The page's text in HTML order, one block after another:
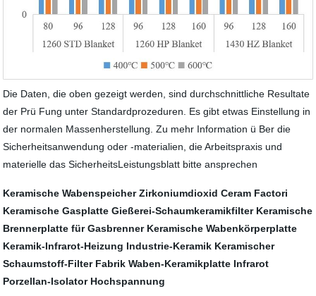
Die Daten, die oben gezeigt werden, sind durchschnittliche Resultate
der Prü Fung unter Standardprozeduren. Es gibt etwas Einstellung in
der normalen Massenherstellung. Zu mehr Information ü Ber die
Sicherheitsanwendung oder -materialien, die Arbeitspraxis und
materielle das SicherheitsLeistungsblatt bitte ansprechen
Keramische Wabenspeicher Zirkoniumdioxid Ceram Factori
Keramische Gasplatte Gießerei-Schaumkeramikfilter Keramische
Brennerplatte für Gasbrenner Keramische Wabenkörperplatte
Keramik-Infrarot-Heizung Industrie-Keramik Keramischer
Schaumstoff-Filter Fabrik Waben-Keramikplatte Infrarot
Porzellan-Isolator Hochspannung